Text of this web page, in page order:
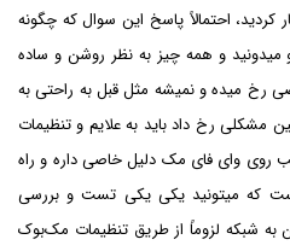
کردید، احتمالاً پاسخ این سوال که چگونه
و همه چیز به نظر روشن و ساده
رخ میده و نمیشه مثل قبل به راحتی به
رخ داد باید به علایم و تنظیمات
روی وای فای مک دلیل خاصی داره و راه
میتونید یکی یکی تست و بررسی
شبکه لزوماً از طریق تنظیمات مک‌بوک